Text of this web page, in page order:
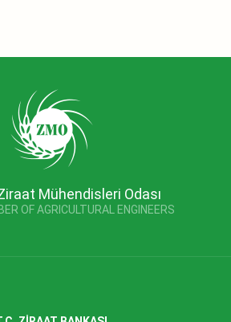
Mühendisleri Odası
OF AGRICULTURAL ENGINEERS